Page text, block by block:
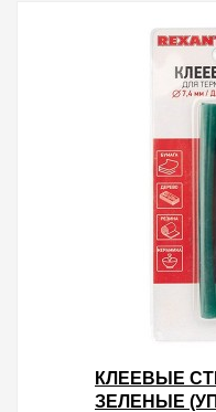
КЛЕЕВЫЕ
ЗЕЛЕНЫЕ